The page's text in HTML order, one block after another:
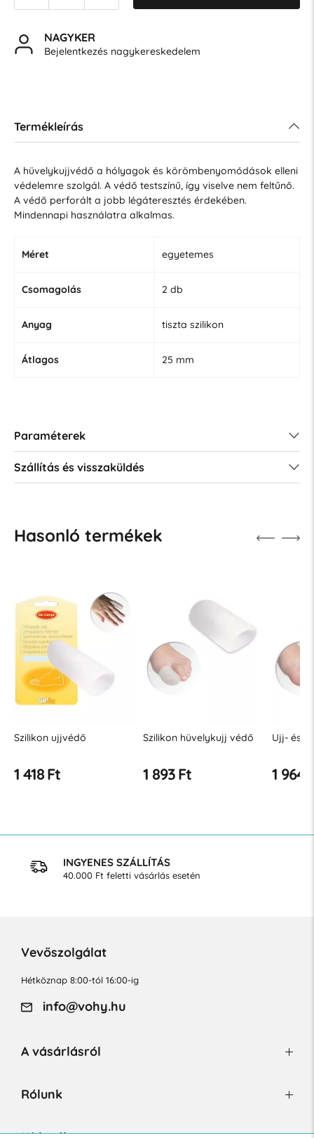
NAGYKER
Bejelentkezés nagykereskedelem
Termékleírás
A hüvelykujjvédő a hólyagok és körömbenyomódások elleni
védelemre szolgál. A védő testszínű, így viselve nem feltűnő.
A védő perforált a jobb légáteresztés érdekében.
Mindennapi használatra alkalmas.
Méret egyetemes
Csomagolás 2 db
Anyag tiszta szilikon
Átlagos 25 mm
Paraméterek
Szállítás és visszaküldés
Hasonló termékek
Szilikon hüvelykujj védő
1 893 Ft
Ujj- és ízületvédő
1 964 Ft
TUBI
1 964
INGYENES SZÁLLÍTÁS
40.000 Ft feletti vásárlás esetén
Vevőszolgálat
Hétköznap 8:00-tól 16:00-ig
info@vohy.hu
A vásárlásról
Rólunk